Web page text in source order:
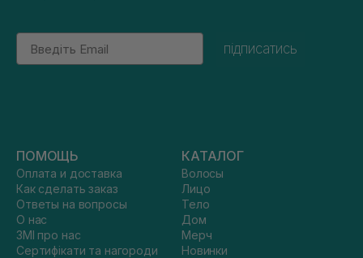
Email
підписатись
ПОМОЩЬ
Оплата и доставка
Как сделать заказ
Ответы на вопросы
О нас
ЗМІ про нас
Сертифікати та нагороди
КАТАЛОГ
Волосы
Лицо
Тело
Дом
Мерч
Новинки